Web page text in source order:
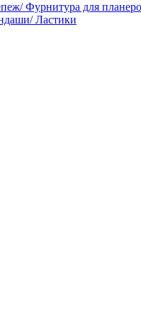
Фурнитура для
Ластики